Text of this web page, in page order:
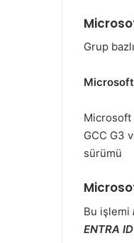
Grup
Microsoft
Microsoft
GCC G3
sürümü
Bu işlemi
ENTRA ID